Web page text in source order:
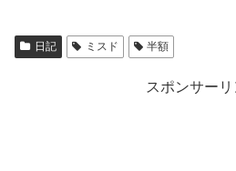
日記 ミスド 半額
スポンサーリ